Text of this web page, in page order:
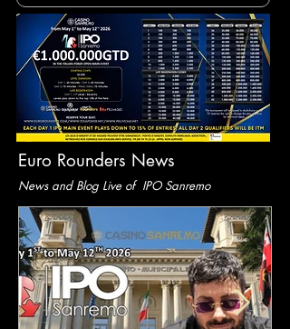
Euro Rounders News
News and Blog Live of IPO Sanremo